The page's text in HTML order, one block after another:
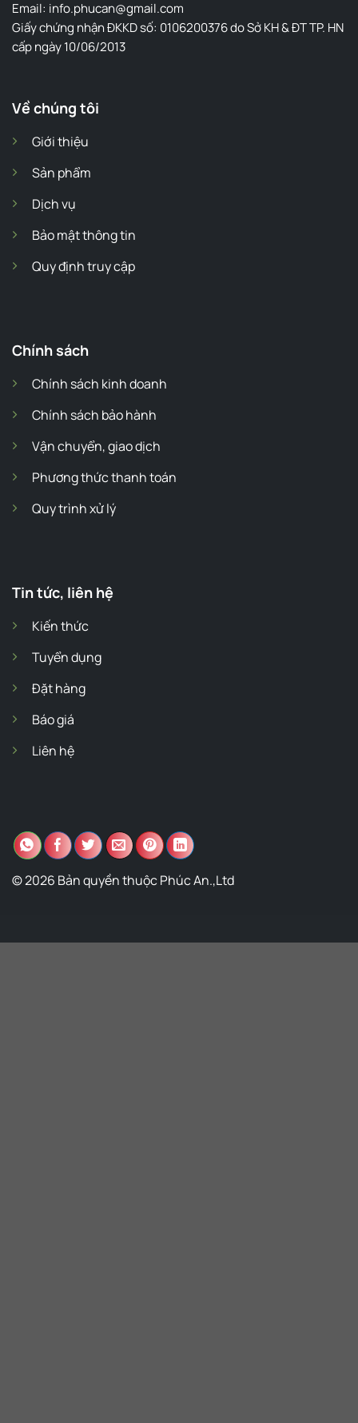
Email: info.phucan@gmail.com
Giấy chứng nhận ĐKKD số: 0106200376 do Sở KH & ĐT TP. HN
cấp ngày 10/06/2013
Về chúng tôi
Giới thiệu
Sản phẩm
Dịch vụ
Bảo mật thông tin
Quy định truy cập
Chính sách
Chính sách kinh doanh
Chính sách bảo hành
Vận chuyển, giao dịch
Phương thức thanh toán
Quy trình xử lý
Tin tức, liên hệ
Kiến thức
Tuyển dụng
Đặt hàng
Báo giá
Liên hệ
© 2026 Bản quyền thuộc Phúc An.,Ltd